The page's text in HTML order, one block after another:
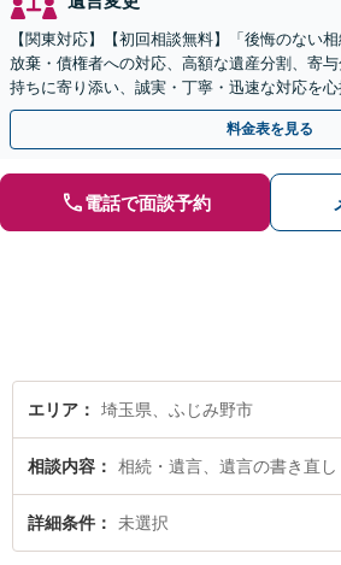
【関東対応】【初回相談無料】「後悔のない
放棄・債権者への対応、高額な遺産分割、寄
持ちに寄り添い、誠実・丁寧・迅速な対応を
業とも連携し円滑な相続を目指します【夜間
料金表を見る
電話で面談予約
エリア 埼玉県、ふじみ野市
相談内容 相続・遺言、遺言の書き直し
詳細条件 未選択